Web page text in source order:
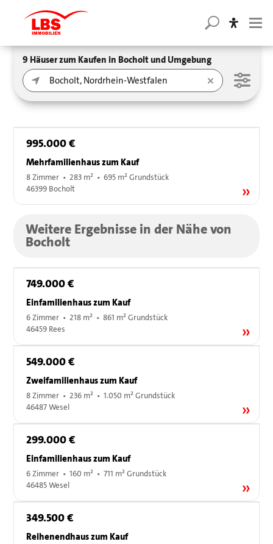
9 Häuser zum Kaufen in Bocholt und Umgebung
995.000 €
Mehrfamilienhaus zum Kauf
8 Zimmer • 283 m² • 695 m² Grundstück
46399 Bocholt
Weitere Ergebnisse in der Nähe von
Bocholt
749.000 €
Einfamilienhaus zum Kauf
6 Zimmer • 218 m² • 861 m² Grundstück
46459 Rees
549.000 €
Zweifamilienhaus zum Kauf
8 Zimmer • 236 m² • 1.050 m² Grundstück
46487 Wesel
299.000 €
Einfamilienhaus zum Kauf
6 Zimmer • 160 m² • 711 m² Grundstück
46485 Wesel
349.500 €
Reihenendhaus zum Kauf